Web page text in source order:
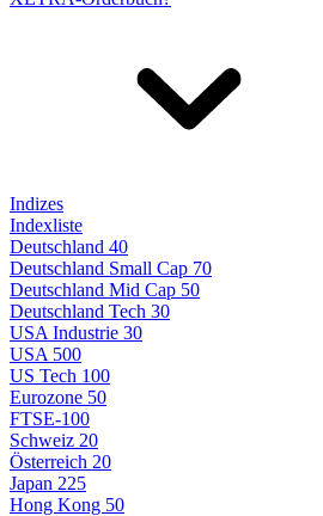
Indizes
Indexliste
Deutschland 40
Deutschland Small Cap 70
Deutschland Mid Cap 50
Deutschland Tech 30
USA Industrie 30
USA 500
US Tech 100
Eurozone 50
FTSE-100
Schweiz 20
Österreich 20
Japan 225
Hong Kong 50